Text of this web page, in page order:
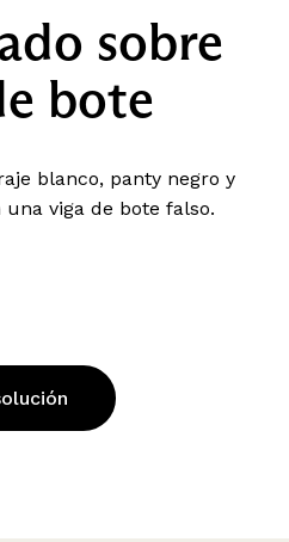
sobre
bote
blanco, panty negro y
una viga de bote falso.